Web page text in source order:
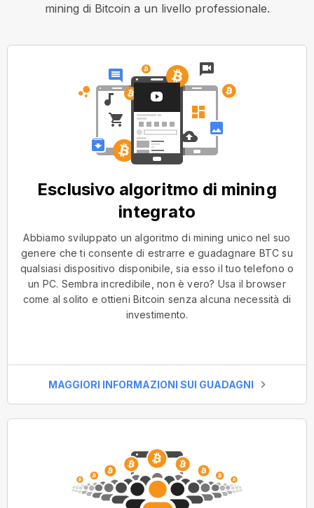
mining di Bitcoin a un livello professionale.
Esclusivo algoritmo di mining
integrato
Abbiamo sviluppato un algoritmo di mining unico nel suo
genere che ti consente di estrarre e guadagnare BTC su
qualsiasi dispositivo disponibile, sia esso il tuo telefono o
un PC. Sembra incredibile, non è vero? Usa il browser
come al solito e ottieni Bitcoin senza alcuna necessità di
investimento.
MAGGIORI INFORMAZIONI SUI GUADAGNI